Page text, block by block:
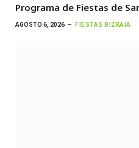
Programa de Fiestas de
AGOSTO 6, 2026 FIESTAS BIZKAIA